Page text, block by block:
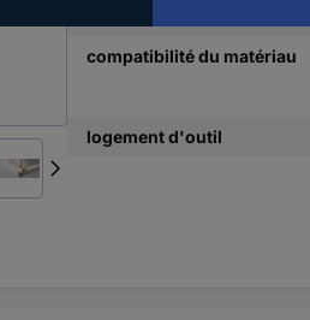
compatibilité du matériau
logement d'outil